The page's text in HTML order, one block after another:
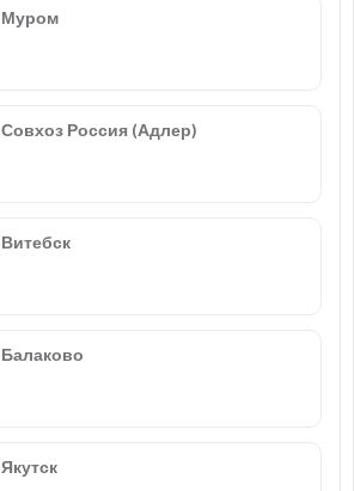
Муром
Совхоз Россия (Адлер)
Витебск
Балаково
Якутск